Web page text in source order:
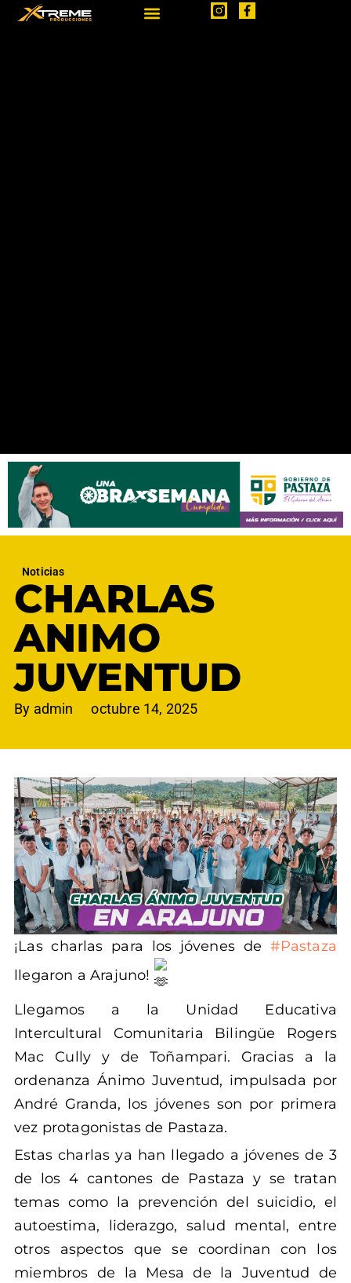
Noticias
CHARLAS
ANIMO
JUVENTUD
By admin octubre 14, 2025
¡Las charlas para los jóvenes de #Pastaza
llegaron a Arajuno!
Llegamos a la Unidad Educativa
Intercultural Comunitaria Bilingüe Rogers
Mac Cully y de Toñampari. Gracias a la
ordenanza Ánimo Juventud, impulsada por
André Granda, los jóvenes son por primera
vez protagonistas de Pastaza.
Estas charlas ya han llegado a jóvenes de 3
de los 4 cantones de Pastaza y se tratan
temas como la prevención del suicidio, el
autoestima, liderazgo, salud mental, entre
otros aspectos que se coordinan con los
miembros de la Mesa de la Juventud de